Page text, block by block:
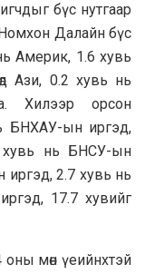
бүс нутгаар
Далайн бүс
Америк, 1.6 хувь
Ази, 0.2 хувь нь
Хилээр орсон
БНХАУ-ын иргэд,
нь БНСУ-ын
иргэд, 2.7 хувь нь
17.7 хувийг
мөн үеийнхтэй